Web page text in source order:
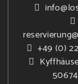
+49 (0)